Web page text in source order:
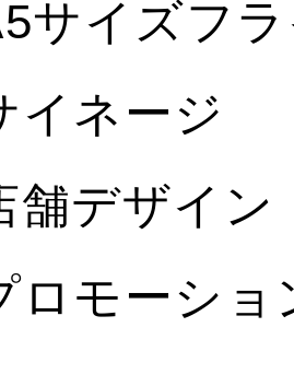
サイズフ
イネージ
舗デザイン
ロモーシ